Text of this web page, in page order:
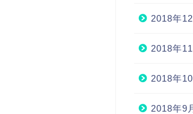
2018年12
2018年11
2018年10
2018年9